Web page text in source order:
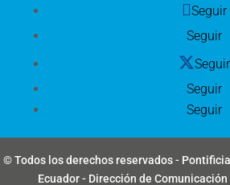
Seguir
Seguir
Seguir
Seguir
Seguir
© Todos los derechos reservados -
Ecuador - Dirección de